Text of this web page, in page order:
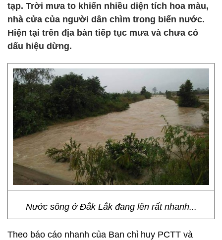
tạp. Trời mưa to khiến nhiều diện tích hoa màu,
nhà cửa của người dân chìm trong biển nước.
Hiện tại trên địa bàn tiếp tục mưa và chưa có
dấu hiệu dừng.
Nước sông ở Đắk Lắk đang lên rất nhanh...
Theo báo cáo nhanh của Ban chỉ huy PCTT và